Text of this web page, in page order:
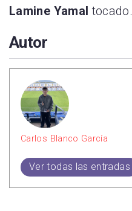
Lamine Yamal tocado.
Autor
Carlos Blanco García
Ver todas las entradas